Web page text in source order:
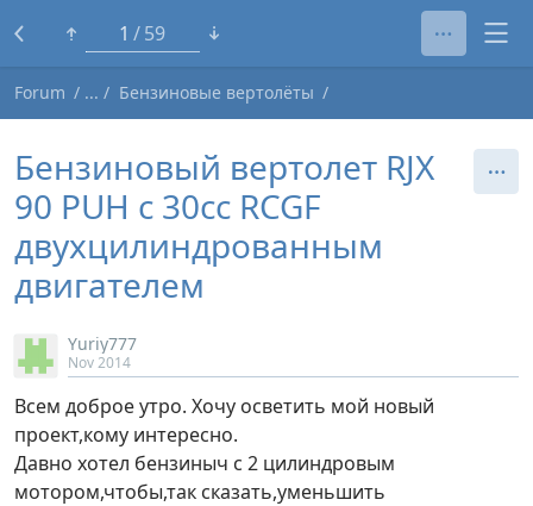
1 59
Forum Бензиновые вертолёты
Бензиновый вертолет RJX
90 PUH с 30сс RCGF
двухцилиндрованным
двигателем
Yuriy777
Nov 2014
Всем доброе утро. Хочу осветить мой новый
проект,кому интересно.
Давно хотел бензиныч с 2 цилиндровым
мотором,чтобы,так сказать,уменьшить